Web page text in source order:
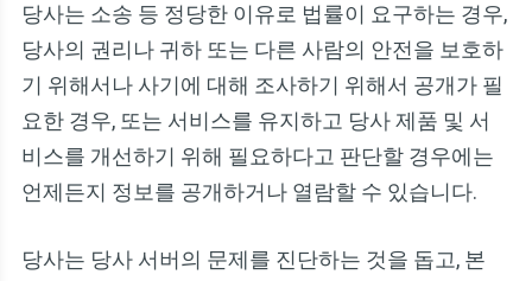
당사는 소송 등 정당한 이유로 법률이 요구하는 경우,
당사의 권리나 귀하 또는 다른 사람의 안전을 보호하
기 위해서나 사기에 대해 조사하기 위해서 공개가 필
요한 경우, 또는 서비스를 유지하고 당사 제품 및 서
비스를 개선하기 위해 필요하다고 판단할 경우에는
언제든지 정보를 공개하거나 열람할 수 있습니다.
당사는 당사 서버의 문제를 진단하는 것을 돕고, 본